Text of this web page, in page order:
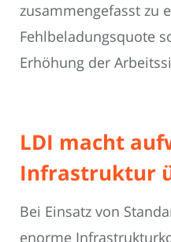
zusammengefasst zu
Fehlbeladungsquote
Erhöhung der
LDI macht
Infrastruktur
Bei Einsatz von
enorme